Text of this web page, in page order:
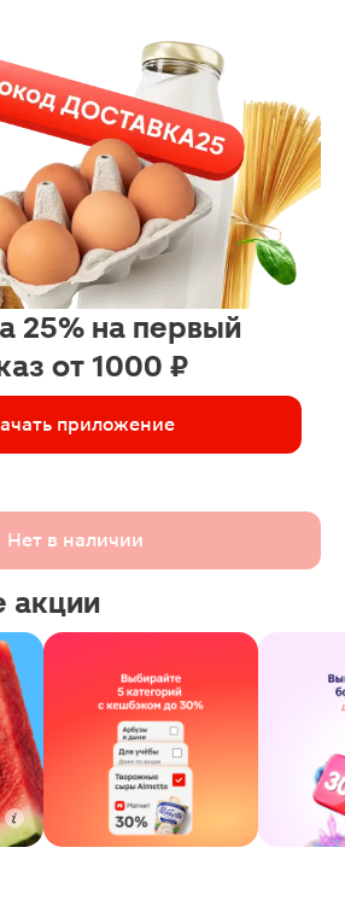
25% на первый
от 1000 ₽
приложение
Нет в наличии
акции